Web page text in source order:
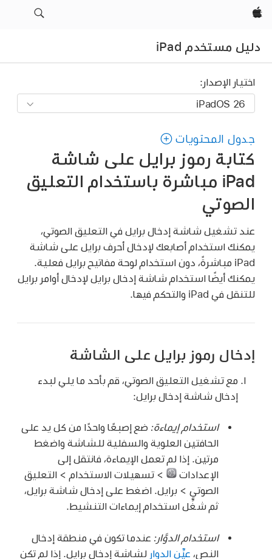
Apple‏
دليل مستخدم iPad
اختيار الإصدار:
جدول المحتويات
كتابة رموز برايل على شاشة
iPad مباشرة باستخدام التعليق
الصوتي
عند تشغيل شاشة إدخال برايل في التعليق الصوتي،
يمكنك استخدام أصابعك لإدخال أحرف برايل على شاشة
iPad مباشرةً، دون استخدام لوحة مفاتيح برايل فعلية.
يمكنك أيضًا استخدام شاشة إدخال برايل لإدخال أوامر برايل
للتنقل في iPad والتحكم فيها.
إدخال رموز برايل على الشاشة
مع تشغيل التعليق الصوتي، قم بأحد ما يلي لبدء
إدخال شاشة إدخال برايل:
استخدام إيماءة: ضع إصبعًا واحدًا من كل يد على
الحافتين العلوية والسفلية للشاشة واضغط
مرتين. إذا لم تعمل الإيماءة، فانتقل إلى
الإعدادات
> تسهيلات الاستخدام > التعليق
الصوتي > برايل. اضغط على إدخال شاشة برايل،
ثم شغِّل استخدام إيماءات التنشيط.
استخدام الدوَّار: عندما تكون في منطقة إدخال
النص، عيِّن الدوار لشاشة إدخال برايل. إذا لم تكن